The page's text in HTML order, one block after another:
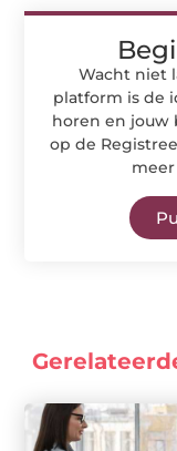
Wacht niet
platform is de
horen en jouw
op de